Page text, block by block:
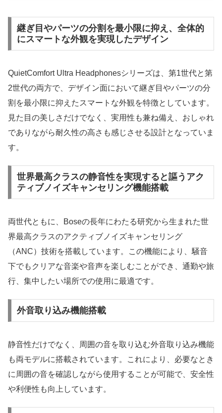
継ぎ目やパーツの分割を最小限に抑え、全体的
にスマートな外観を実現したデザイン
QuietComfort Ultra Headphonesシリーズは、第1世代と第
2世代の両方で、デザイン面において継ぎ目やパーツの分
割を最小限に抑えたスマートな外観を特徴としています。
見た目の美しさだけでなく、実用性も兼ね備え、おしゃれ
でありながら耐久性の高さも感じさせる設計となっていま
す。
世界最高クラスの静音性を実現すると謳うアク
ティブノイズキャンセリング機能搭載
両世代ともに、Boseの長年にわたる研究から生まれた世
界最高クラスのアクティブノイズキャンセリング
（ANC）技術を搭載しています。この機能により、騒音
下でもクリアな音楽や音声を楽しむことができ、通勤や旅
行、集中したい場所での使用に最適です。
外音取り込み機能搭載
静音性だけでなく、周囲の音を取り込む外音取り込み機能
も両モデルに搭載されています。これにより、必要なとき
に周囲の音を確認しながら使用することが可能で、安全性
や利便性も向上しています。